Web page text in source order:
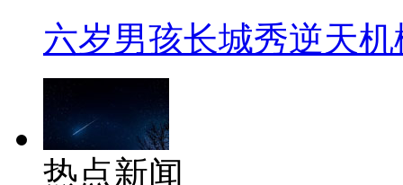
六岁男孩长城秀逆天机
热点新闻